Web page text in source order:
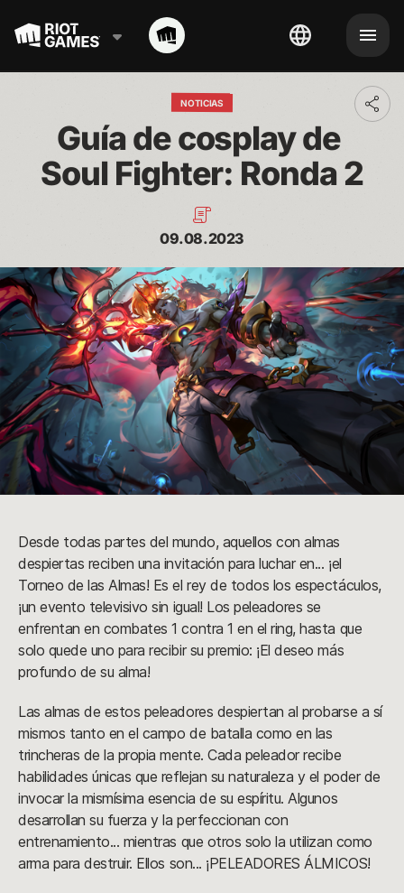
NOTICIAS
Guía de cosplay de
Soul Fighter: Ronda 2
09.08.2023
Desde todas partes del mundo, aquellos con almas
despiertas reciben una invitación para luchar en... ¡el
Torneo de las Almas! Es el rey de todos los espectáculos,
¡un evento televisivo sin igual! Los peleadores se
enfrentan en combates 1 contra 1 en el ring, hasta que
solo quede uno para recibir su premio: ¡El deseo más
profundo de su alma!
Las almas de estos peleadores despiertan al probarse a sí
mismos tanto en el campo de batalla como en las
trincheras de la propia mente. Cada peleador recibe
habilidades únicas que reflejan su naturaleza y el poder de
invocar la mismísima esencia de su espíritu. Algunos
desarrollan su fuerza y la perfeccionan con
entrenamiento... mientras que otros solo la utilizan como
arma para destruir. Ellos son... ¡PELEADORES ÁLMICOS!